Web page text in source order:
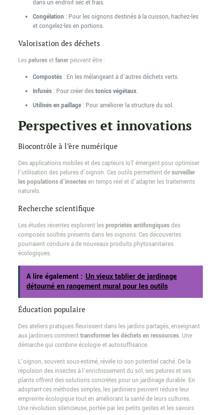
dans un endroit sec et frais.
Congélation : Pour les oignons destinés à la cuisson, hachez-les
et congelez-les en portions.
Valorisation des déchets
Lespeluresetfanerpeuvent être :
Compostés: En les mélangeant à d’autres déchets verts.
Infusés: Pour créer destonics végétaux.
Utilisés en paillage: Pour améliorer la structure du sol.
Perspectives et innovations
Biocontrôle à l’ère numérique
Des applications mobiles et des capteurs IoT émergent pour optimiser
l’utilisation des pelures d’oignon. Ces outils permettent desurveiller
les populations d’insectesen temps réel et d’adapter les traitements
naturels.
Recherche scientifique
Les études récentes explorent lespropriétés antifongiquesdes
composés soufrés présents dans les oignons. Ces découvertes
pourraient conduire à de nouveaux produits phytosanitaires
écologiques.
A lire également : Un vieux tablier de jardinage
détourné en rangement mural pour les outils
Éducation populaire
Des ateliers pratiques fleurissent dans les jardins partagés, enseignant
aux jardiniers commenttransformer les déchets en ressources. Une
démarche qui combine écologie et autosuffisance.
L’oignon, souvent sous-estimé, révèle ici son potentiel caché. De la
répulsion des insectes à l’enrichissement du sol, ses pelures et ses
plants offrent des solutions concrètes pour un jardinage durable. En
adoptant ces méthodes simples, les jardiniers peuvent réduire leur
empreinte écologique tout en améliorant la santé de leurs cultures.
Une révolution silencieuse, portée par les petits gestes et les savoirs